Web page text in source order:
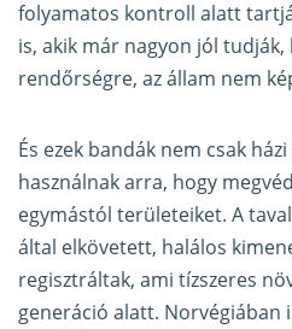
folyamatos kontroll alatt
is, akik már nagyon jól
rendőrségre, az állam nem
És ezek bandák nem csak
használnak arra, hogy
egymástól területeiket. A
által elkövetett, halálos
regisztráltak, ami tízszeres
generáció alatt. Norvégiában